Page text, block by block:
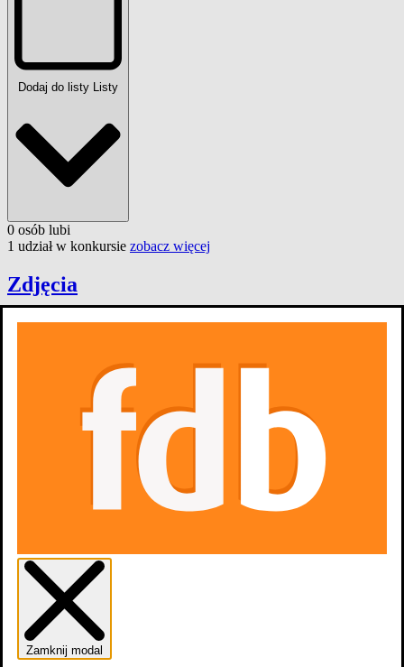
Dodaj do listy Listy
0 osób lubi
1 udział w konkursie zobacz więcej
Zdjęcia
11
Zamknij modal